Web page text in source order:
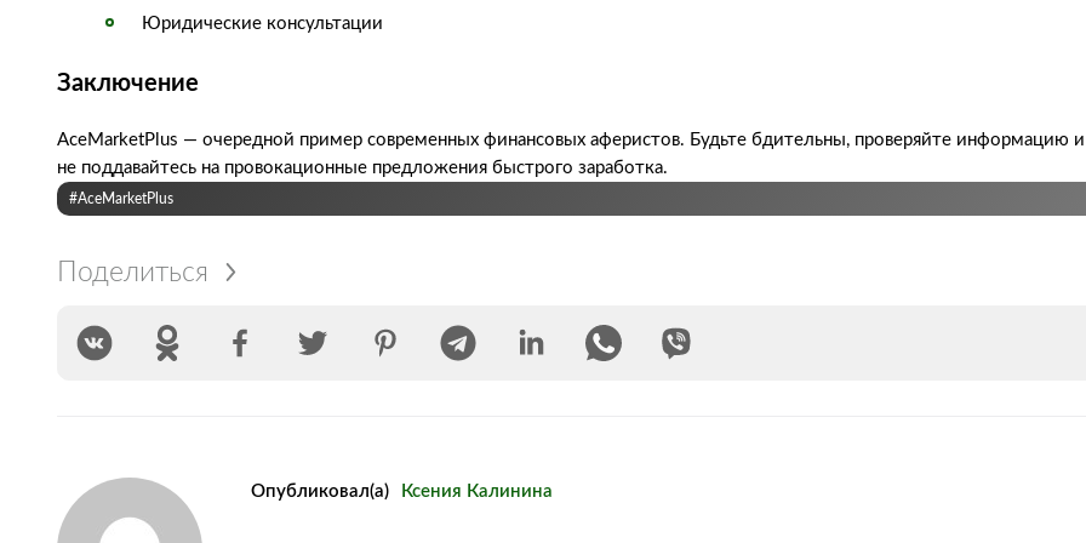
Юридические консультации
Заключение
AceMarketPlus — очередной пример современных финансовых аферистов. Будьте бдительны, проверяйте информацию и
не поддавайтесь на провокационные предложения быстрого заработка.
#AceMarketPlus
Поделиться
Опубликовал(а) Ксения Калинина